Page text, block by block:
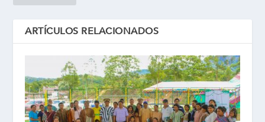
ARTÍCULOS RELACIONADOS